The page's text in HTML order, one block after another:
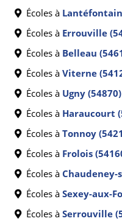
Écoles à
Écoles à Errouville
Écoles à Belleau
Écoles à Viterne
Écoles à Ugny (54870)
Écoles à Haraucourt
Écoles à Tonnoy
Écoles à Frolois
Écoles à Chaudeney-
Écoles à Sexey-aux-
Écoles à Serrouville